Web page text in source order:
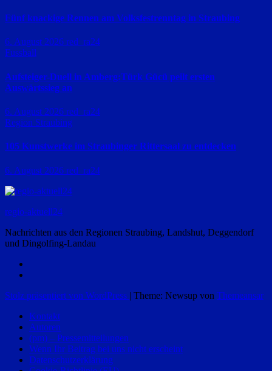
Fünf knackige Rennen am Volksfestrenntag in Straubing
6. August 2026 red_ra24
Fussball
Aufsteiger-Duell in Amberg:Türk Gücü peilt ersten
Auswärtssieg an
6. August 2026 red_ra24
Region Straubing
105 Kunstwerke im Straubinger Rittersaal zu entdecken
6. August 2026 red_ra24
regio-aktuell24
Nachrichten aus den Regionen Straubing, Landshut, Deggendorf
und Dingolfing-Landau
Stolz präsentiert von WordPress | Theme: Newsup von Themeansar
Kontakt
Autoren
(pm) – Pressemitteilungen
Wenn Ihr Beitrag bei uns nicht erscheint
Datenschutzerklärung